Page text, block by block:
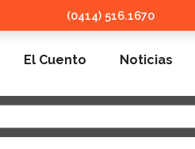
(0414) 516.1670
El Cuento Noticias